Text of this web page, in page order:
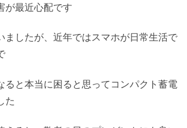
が最近心配です
ましたが、近年ではスマホが日常生活で
ると本当に困ると思ってコンパクト蓄電
た